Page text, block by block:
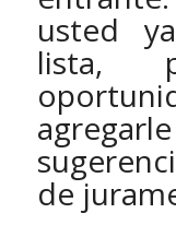
usted
lista,
de